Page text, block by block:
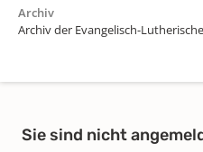
Archiv
Archiv der Evangelisch-
Sie sind nicht